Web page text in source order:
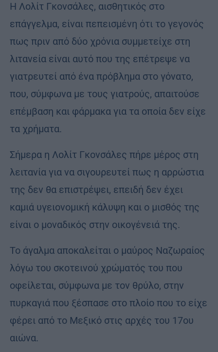
Η Λολίτ Γκονσάλες, αισθητικός στο
επάγγελμα, είναι πεπεισμένη ότι το γεγονός
πως πριν από δύο χρόνια συμμετείχε στη
λιτανεία είναι αυτό που της επέτρεψε να
γιατρευτεί από ένα πρόβλημα στο γόνατο,
που, σύμφωνα με τους γιατρούς, απαιτούσε
επέμβαση και φάρμακα για τα οποία δεν είχε
τα χρήματα.
Σήμερα η Λολίτ Γκονσάλες πήρε μέρος στη
λειτανία για να σιγουρευτεί πως η αρρώστια
της δεν θα επιστρέψει, επειδή δεν έχει
καμιά υγειονομική κάλυψη και ο μισθός της
είναι ο μοναδικός στην οικογένειά της.
Το άγαλμα αποκαλείται ο μαύρος Ναζωραίος
λόγω του σκοτεινού χρώματός του που
οφείλεται, σύμφωνα με τον θρύλο, στην
πυρκαγιά που ξέσπασε στο πλοίο που το είχε
φέρει από το Μεξικό στις αρχές του 17ου
αιώνα.